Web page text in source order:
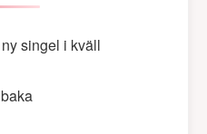
singel i kväll